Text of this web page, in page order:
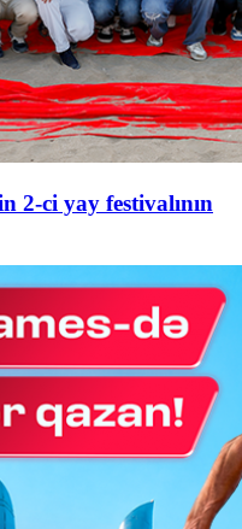
2-ci yay festivalının